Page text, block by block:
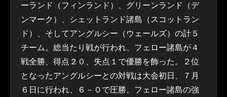
ーランド（フィンランド）、グリーンランド（デ
ンマーク）、シェットランド諸島（スコットラン
ド）、そしてアングルシー（ウェールズ）の計５
チーム。総当たり戦が行われ、フェロー諸島が４
戦全勝、得点２０、失点１で優勝を飾った。２位
となったアングルシーとの対戦は大会初日、７月
６日に行われ、６－０で圧勝。フェロー諸島の強